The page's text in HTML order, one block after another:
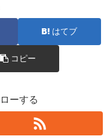
はてブ
コピー
ーする